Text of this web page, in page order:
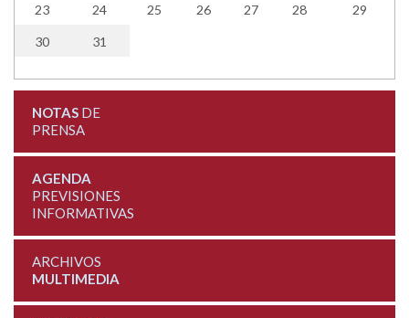
23 24 25 26 27 28 29
30 31
NOTASDE
PRENSA
AGENDA
PREVISIONES
INFORMATIVAS
ARCHIVOS
MULTIMEDIA